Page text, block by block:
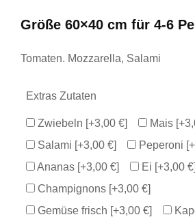
Größe 60×40 cm für 4-6
Tomaten. Mozzarella, Salami
Extras Zutaten
Zwiebeln [+3,00 €] Mais
Salami [+3,00 €] Peperoni
Ananas [+3,00 €] Ei [+3,00 €]
Champignons [+3,00 €]
Gemüse frisch [+3,00 €]